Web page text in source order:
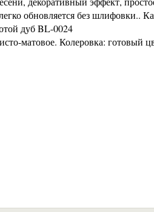
обновляется без шлифовки..
дуб BL-0024
матовое. Колеровка: готовый